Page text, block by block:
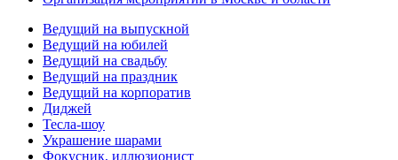
Ведущий на выпускной
Ведущий на юбилей
Ведущий на свадьбу
Ведущий на праздник
Ведущий на корпоратив
Диджей
Тесла-шоу
Украшение шарами
Фокусник, иллюзионист